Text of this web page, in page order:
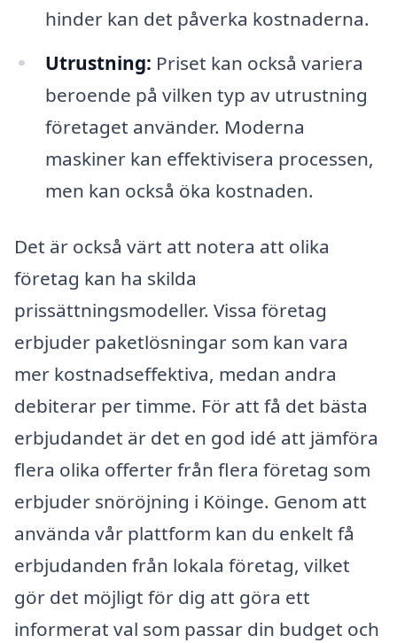
hinder kan det påverka kostnaderna.
Utrustning: Priset kan också variera
beroende på vilken typ av utrustning
företaget använder. Moderna
maskiner kan effektivisera processen,
men kan också öka kostnaden.
Det är också värt att notera att olika
företag kan ha skilda
prissättningsmodeller. Vissa företag
erbjuder paketlösningar som kan vara
mer kostnadseffektiva, medan andra
debiterar per timme. För att få det bästa
erbjudandet är det en god idé att jämföra
flera olika offerter från flera företag som
erbjuder snöröjning i Köinge. Genom att
använda vår plattform kan du enkelt få
erbjudanden från lokala företag, vilket
gör det möjligt för dig att göra ett
informerat val som passar din budget och